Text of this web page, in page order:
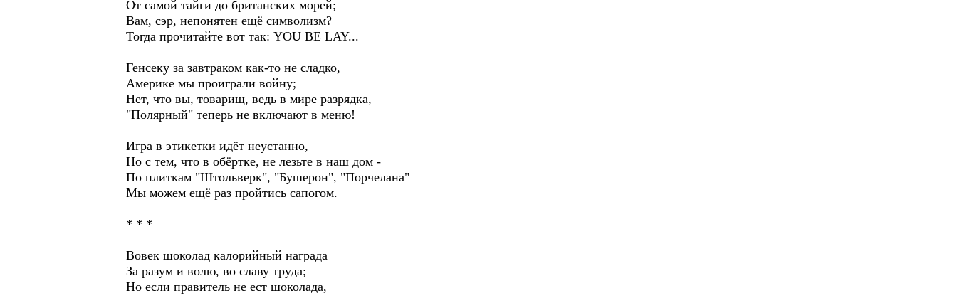
От самой тайги до британских морей;
Вам, сэр, непонятен ещё символизм?
Тогда прочитайте вот так: YOU BE LAY...
Генсеку за завтраком как-то не сладко,
Америке мы проиграли войну;
Нет, что вы, товарищ, ведь в мире разрядка,
"Полярный" теперь не включают в меню!
Игра в этикетки идёт неустанно,
Но с тем, что в обёртке, не лезьте в наш дом -
По плиткам "Штольверк", "Бушерон", "Порчелана"
Мы можем ещё раз пройтись сапогом.
* * *
Вовек шоколад калорийный награда
За разум и волю, во славу труда;
Но если правитель не ест шоколада,